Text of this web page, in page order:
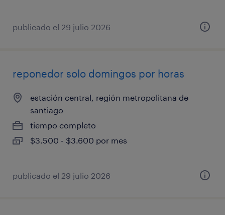
publicado el 29 julio 2026
reponedor solo domingos por horas
estación central, región metropolitana de
santiago
tiempo completo
$3.500 - $3.600 por mes
publicado el 29 julio 2026